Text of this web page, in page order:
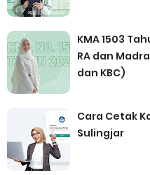
KMA 1503
RA dan
dan KBC)
Cara Cetak
Sulingjar